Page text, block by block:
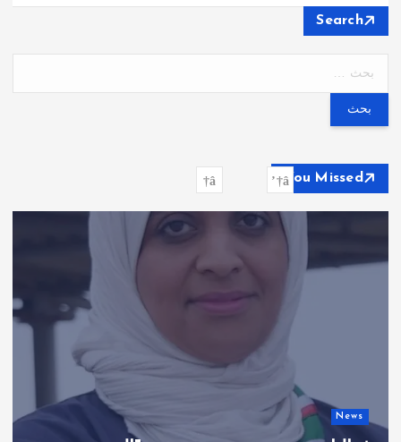
Search
ح
ع
You Missed
News